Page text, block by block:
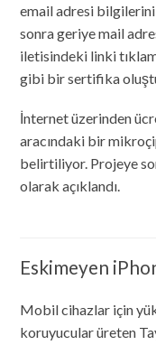
email adresi
sonra geriye mail
iletisindeki linki
gibi bir sertifika
İnternet üzerinden
aracındaki bir
belirtiliyor. Projeye
olarak açıklandı.
Eskimeyen
Mobil cihazlar için
koruyucular üreten